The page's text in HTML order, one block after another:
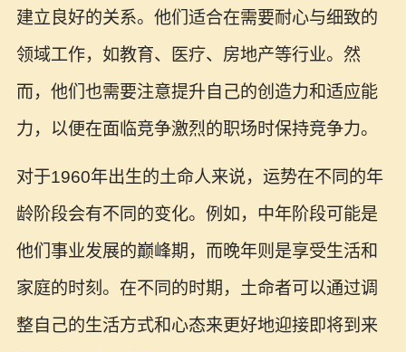
建立良好的关系。他们适合在需要耐心与细致的
领域工作，如教育、医疗、房地产等行业。然
而，他们也需要注意提升自己的创造力和适应能
力，以便在面临竞争激烈的职场时保持竞争力。
对于1960年出生的土命人来说，运势在不同的年
龄阶段会有不同的变化。例如，中年阶段可能是
他们事业发展的巅峰期，而晚年则是享受生活和
家庭的时刻。在不同的时期，土命者可以通过调
整自己的生活方式和心态来更好地迎接即将到来